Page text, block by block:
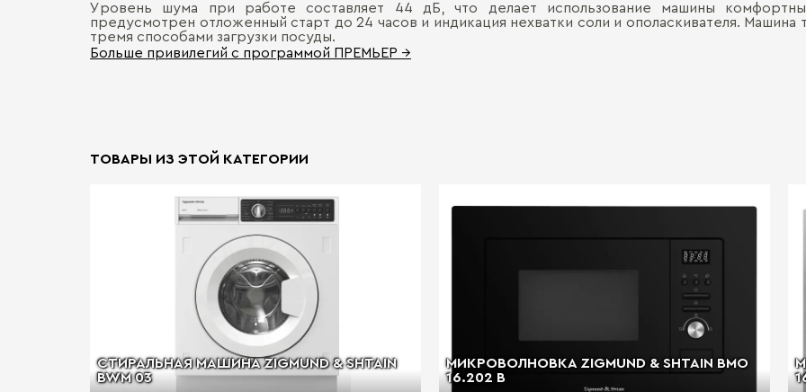
Уровень шума при работе составляет 44 дБ, что делает использование машины
предусмотрен отложенный старт до 24 часов и индикация нехватки соли и ополаскивателя.
тремя способами загрузки посуды.
Больше привилегий с программой ПРЕМЬЕР →
ТОВАРЫ ИЗ ЭТОЙ КАТЕГОРИИ
СТИРАЛЬНАЯ МАШИНА ZIGMUND & SHTAIN
BWM 03
МИКРОВОЛНОВКА ZIGMUND & SHTAIN BMO
16.202 B